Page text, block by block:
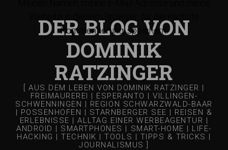
N
Kommentierung, speichern.
DER BLOG VON
DOMINIK
RATZINGER
[ AUS DEM LEBEN VON DOMINIK RATZINGER |
FREIMAUREREI | ESPERANTO | VILLINGEN-
SCHWENNINGEN | REGION SCHWARZWALD-BAAR
| POSSENHOFEN | STARNBERGER SEE | REISEN &
ERLEBNISSE | ALLTAG EINER WERBEAGENTUR |
ANDROID | SMARTPHONES | SMART-HOME | LIFE-
HACKING | TECHNIK | TOOLS | TIPPS & TRICKS |
JOURNALISMUS ]